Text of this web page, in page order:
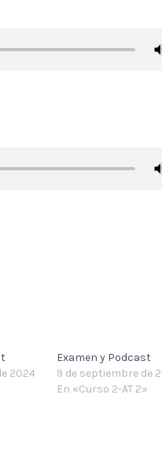
2024
Examen y Podcast
9 de septiembre de
En «Curso 2-AT 2»